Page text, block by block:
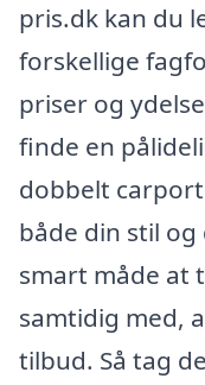
pris.dk kan du
forskellige
priser og
finde en
dobbelt
både din stil
smart måde at
samtidig med,
tilbud. Så tag